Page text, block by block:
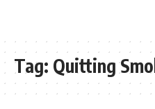
Tag: Quitting